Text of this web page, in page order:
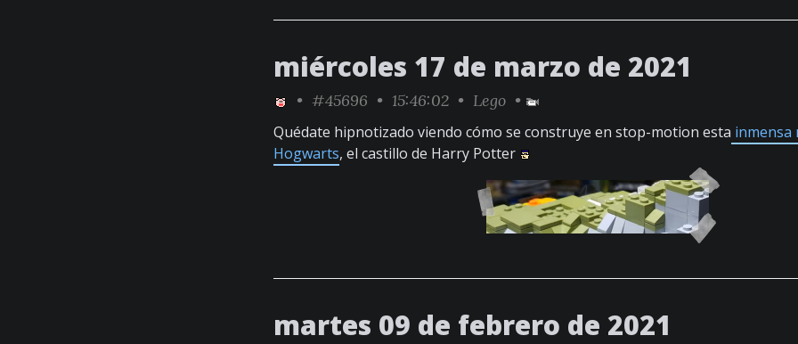
miércoles 17 de marzo de 2021
• #45696 • 15:46:02 • Lego •
Quédate hipnotizado viendo cómo se construye en stop-motion esta inmensa
Hogwarts, el castillo de Harry Potter
martes 09 de febrero de 2021